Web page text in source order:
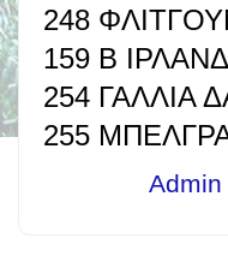
248
159 Β
254 ΓΑΛΛΙΑ
255